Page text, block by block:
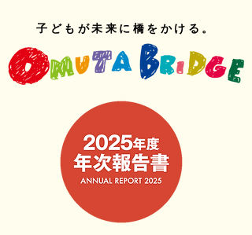
子どもが未来に橋をかける。